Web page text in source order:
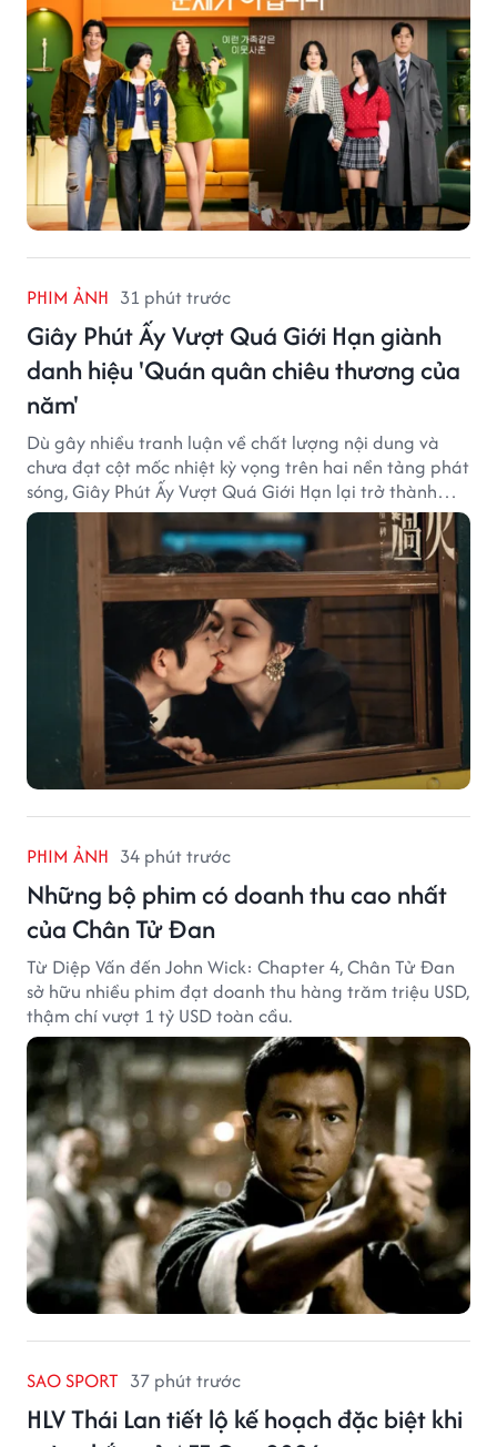
PHIM ẢNH 31 phút trước
Giây Phút Ấy Vượt Quá Giới Hạn giành
danh hiệu 'Quán quân chiêu thương của
năm'
Dù gây nhiều tranh luận về chất lượng nội dung và
chưa đạt cột mốc nhiệt kỳ vọng trên hai nền tảng phát
sóng, Giây Phút Ấy Vượt Quá Giới Hạn lại trở thành
hiện tượng ở khía cạnh thương mại.
PHIM ẢNH 34 phút trước
Những bộ phim có doanh thu cao nhất
của Chân Tử Đan
Từ Diệp Vấn đến John Wick: Chapter 4, Chân Tử Đan
sở hữu nhiều phim đạt doanh thu hàng trăm triệu USD,
thậm chí vượt 1 tỷ USD toàn cầu.
SAO SPORT 37 phút trước
HLV Thái Lan tiết lộ kế hoạch đặc biệt khi